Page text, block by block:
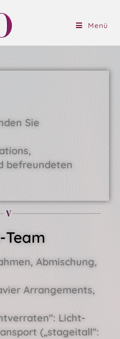
Menü
Sie
befreundeten
Team
Abmischung,
Arrangements,
Licht-
(„stageitall“: